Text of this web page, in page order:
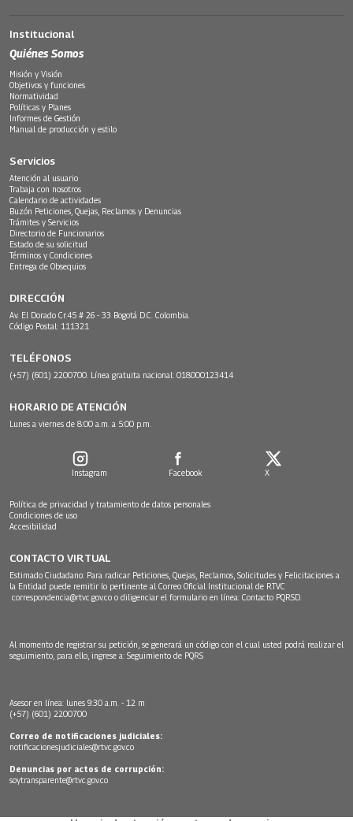
Institucional
Quiénes Somos
Misión y Visión
Objetivos y funciones
Normatividad
Políticas y Planes
Informes de Gestión
Manual de producción y estilo
Servicios
Atención al usuario
Trabaja con nosotros
Calendario de actividades
Buzón Peticiones, Quejas, Reclamos y Denuncias
Trámites y Servicios
Directorio de Funcionarios
Estado de su solicitud
Términos y Condiciones
Entrega de Obsequios
DIRECCIÓN
Av. El Dorado Cr.45 # 26 - 33 Bogotá D.C. Colombia.
Código Postal: 111321
TELÉFONOS
(+57) (601) 2200700. Línea gratuita nacional: 018000123414
HORARIO DE ATENCIÓN
Lunes a viernes de 8:00 a.m. a 5:00 p.m.
Instagram Facebook X
Política de privacidad y tratamiento de datos personales
Condiciones de uso
Accesibilidad
CONTACTO VIRTUAL
Estimado Ciudadano: Para radicar Peticiones, Quejas, Reclamos, Solicitudes y Felicitaciones a
la Entidad puede remitir lo pertinente al Correo Oficial Institucional de RTVC
correspondencia@rtvc.gov.co o diligenciar el formulario en línea: Contacto PQRSD.
Al momento de registrar su petición, se generará un código con el cual usted podrá realizar el
seguimiento, para ello, ingrese a: Seguimiento de PQRS
Asesor en línea: lunes 9:30 a.m. - 12 m
(+57) (601) 2200700
Correo de notificaciones judiciales:
notificacionesjudiciales@rtvc.gov.co
Denuncias por actos de corrupción:
soytransparente@rtvc.gov.co